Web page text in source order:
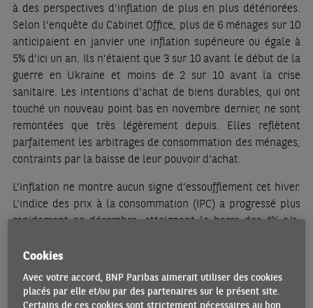
à des perspectives d’inflation de plus en plus détériorées.
Selon l‘enquête du Cabinet Office, plus de 6 ménages sur 10
anticipaient en janvier une inflation supérieure ou égale à
5% d’ici un an. Ils n’étaient que 3 sur 10 avant le début de la
guerre en Ukraine et moins de 2 sur 10 avant la crise
sanitaire. Les intentions d’achat de biens durables, qui ont
touché un nouveau point bas en novembre dernier, ne sont
remontées que très légèrement depuis. Elles reflètent
parfaitement les arbitrages de consommation des ménages,
contraints par la baisse de leur pouvoir d’achat.
L’inflation ne montre aucun signe d’essoufflement cet hiver.
L’indice des prix à la consommation (IPC) a progressé plus
rapidement en décembre, atteignant la barre des 4% a/a,
hors aliments périssables) a crû davantage, à 4,1% a/a.
L’envolée des prix dans l’alimentation, qui pèse pour un
quart du panier de consommation des ménages, s’établit à
6,9% a/a et constitue de loin le plus gros contributeur à
Cookies
Avec votre accord, BNP Paribas aimerait utiliser des cookies
placés par elle et/ou par des partenaires sur le présent site.
Certains de ces cookies sont strictement nécessaires au bon